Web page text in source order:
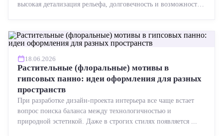
высокая детализация рельефа, долговечность и возможность
18.06.2026
Растительные (флоральные) мотивы в
гипсовых панно: идеи оформления для разных
пространств
При разработке дизайн-проекта интерьера все чаще встает
вопрос поиска баланса между технологичностью и
природной эстетикой. Даже в строгих стилях появляется ...